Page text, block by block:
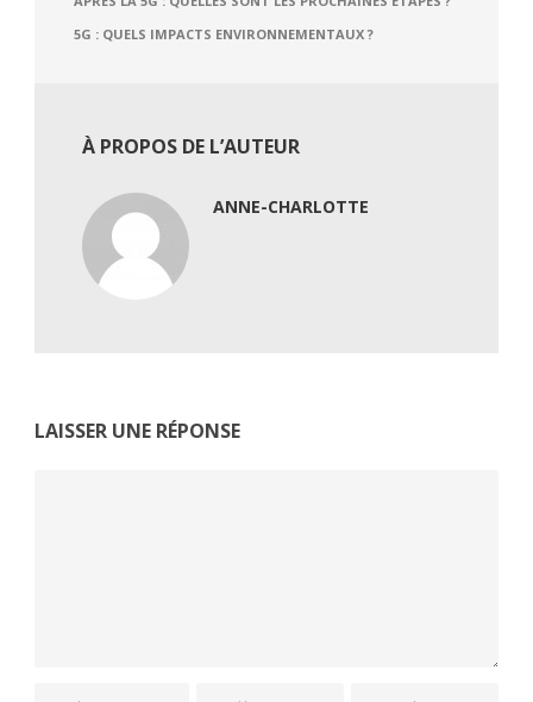
5G : QUELS IMPACTS ENVIRONNEMENTAUX ?
À PROPOS DE L’AUTEUR
ANNE-CHARLOTTE
LAISSER UNE RÉPONSE